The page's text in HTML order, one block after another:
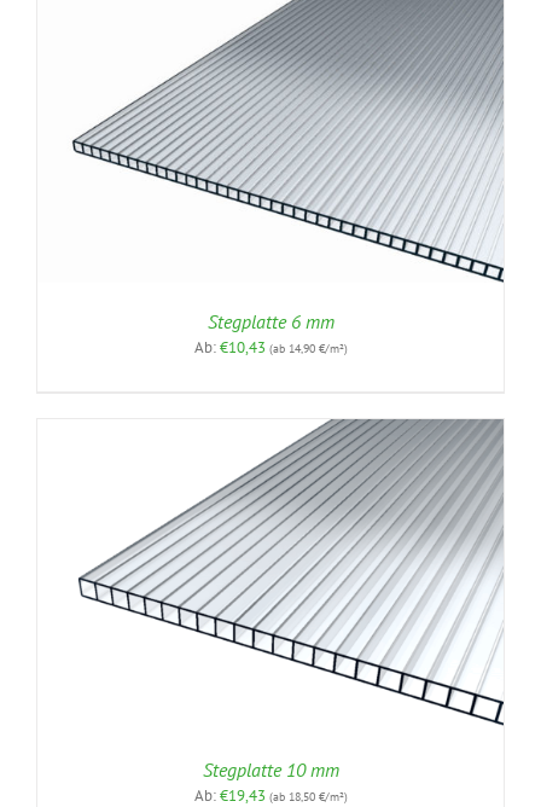
Stegplatte 6 mm
Ab:€10,43 (ab 14,90 €/m²)
Stegplatte 10 mm
Ab:€19,43 (ab 18,50 €/m²)